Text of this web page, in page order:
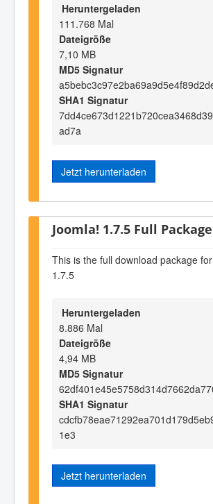
Heruntergeladen
111.768 Mal
Dateigröße
7,10 MB
MD5 Signatur
SHA1 Signatur
ad7a
Jetzt herunterladen
Joomla! 1.7.5 Full
This is the full download package
1.7.5
Heruntergeladen
8.886 Mal
Dateigröße
4,94 MB
MD5 Signatur
SHA1 Signatur
1e3
Jetzt herunterladen